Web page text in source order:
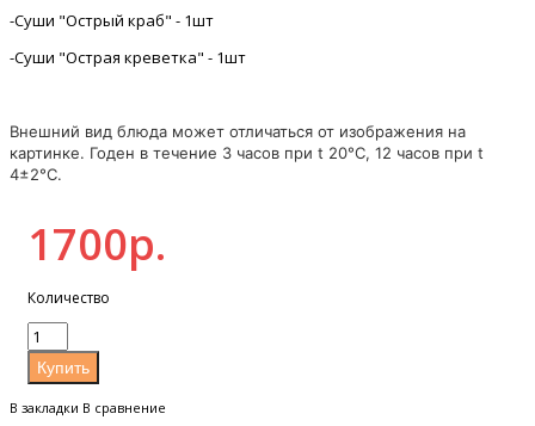
-Суши "Острый краб" - 1шт
-Суши "Острая креветка" - 1шт
Внешний вид блюда может отличаться от изображения на
картинке. Годен в течение 3 часов при t 20°C, 12 часов при t
4±2°C.
1700р.
Количество
В закладки В сравнение